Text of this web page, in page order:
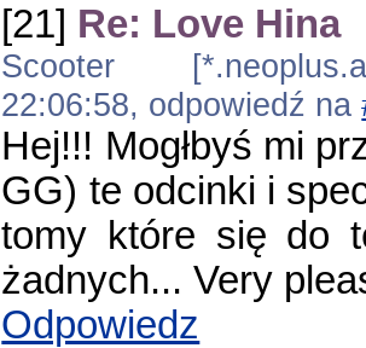
[21] Re: Love Hina
Scooter
22:06:58, odpowiedź na
Hej!!! Mogłbyś mi
GG) te odcinki i
tomy które się do
żadnych... Very
Odpowiedz